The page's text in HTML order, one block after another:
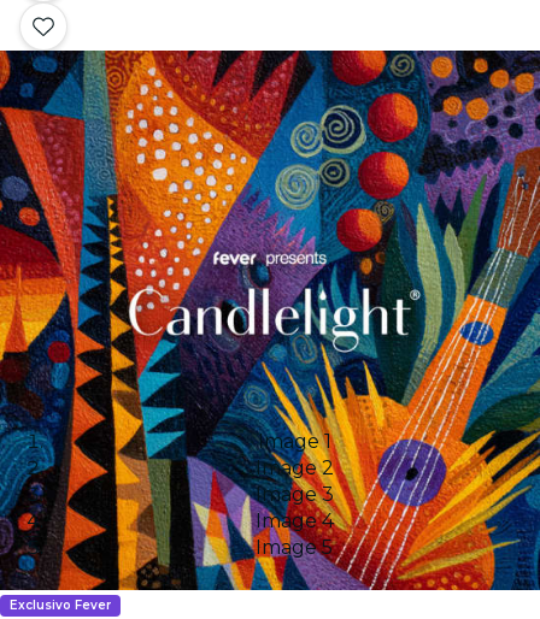
Image 1
Image 2
Image 3
Image 4
Image 5
Exclusivo Fever